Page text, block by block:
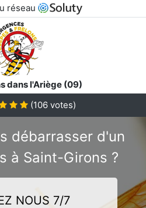
réseau
dans l'Ariège (09)
(106 votes)
débarrasser d'un
à Saint-Girons ?
NOUS 7/7